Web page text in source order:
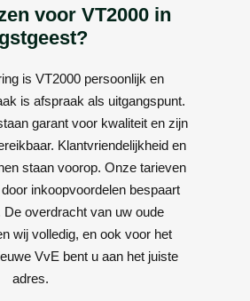
voor VT2000 in
is VT2000 persoonlijk en
is afspraak als uitgangspunt.
garant voor kwaliteit en zijn
Klantvriendelijkheid en
staan voorop. Onze tarieven
inkoopvoordelen bespaart
De overdracht van uw oude
wij volledig, en ook voor het
VvE bent u aan het juiste
adres.